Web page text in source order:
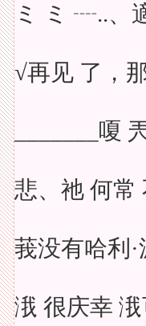
ミ ミ ┈..、
√再见 了，
_______嗄
悲、祂 何常
莪没有哈利
涐 很庆幸